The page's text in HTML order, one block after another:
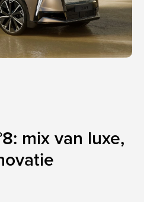
mix van luxe,